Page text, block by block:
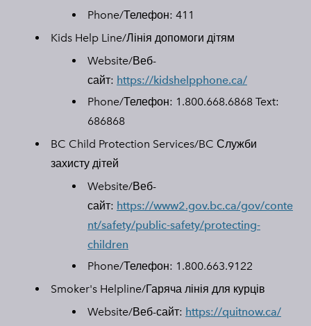
Phone/Телефон: 411
Kids Help Line/Лінія допомоги дітям
Website/Веб-
сайт: https://kidshelpphone.ca/
Phone/Телефон: 1.800.668.6868 Text:
686868
BC Child Protection Services/BC Служби
захисту дітей
Website/Веб-
сайт: https://www2.gov.bc.ca/gov/conte
nt/safety/public-safety/protecting-
children
Phone/Телефон: 1.800.663.9122
Smoker's Helpline/Гаряча лінія для курців
Website/Веб-сайт: https://quitnow.ca/